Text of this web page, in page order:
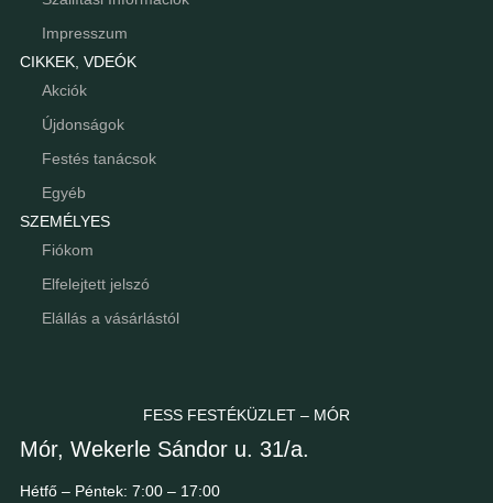
Impresszum
CIKKEK, VDEÓK
Akciók
Újdonságok
Festés tanácsok
Egyéb
SZEMÉLYES
Fiókom
Elfelejtett jelszó
Elállás a vásárlástól
FESS FESTÉKÜZLET – MÓR
Mór, Wekerle Sándor u. 31/a.
Hétfő – Péntek: 7:00 – 17:00